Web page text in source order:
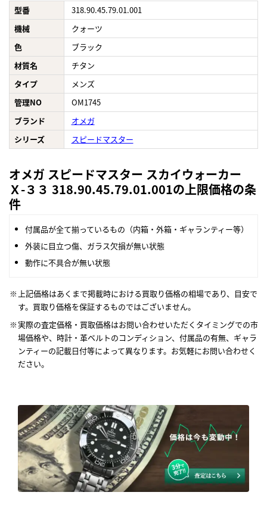
型番
318.90.45.79.01.001
機械
クォーツ
色
ブラック
材質名
チタン
タイプ
メンズ
管理NO
OM1745
ブランド
オメガ
シリーズ
スピードマスター
オメガ スピードマスター スカイウォーカー
Ｘ-３３ 318.90.45.79.01.001の上限価格の条
件
付属品が全て揃っているもの（内箱・外箱・ギャランティー等）
外装に目立つ傷、ガラス欠損が無い状態
動作に不具合が無い状態
上記価格はあくまで掲載時における買取り価格の相場であり、目安で
す。買取り価格を保証するものではございません。
実際の査定価格・買取価格はお問い合わせいただくタイミングでの市
場価格や、時計・革ベルトのコンディション、付属品の有無、ギャラ
ンティーの記載日付等によって異なります。お気軽にお問い合わせく
ださい。